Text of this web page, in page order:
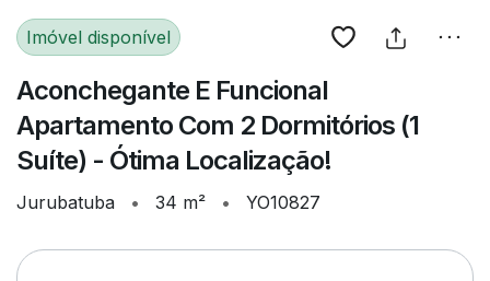
Imóvel disponível
Aconchegante E Funcional
Apartamento Com 2 Dormitórios (1
Suíte) - Ótima Localização!
Jurubatuba • 34 m² • YO10827